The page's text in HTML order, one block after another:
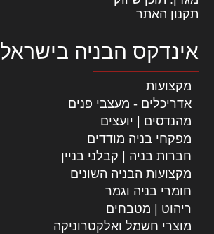
תקנון האתר
אינדקס הבניה בישראל
מקצועות
אדריכלים - מעצבי פנים
מהנדסים | יועצים
מפקחי בניה מודדים
חברות בניה | קבלני בניין
מקצועות הבניה השונים
חומרי בניה וגמר
ריהוט | מטבחים
מוצרי חשמל ואלקטרוניקה